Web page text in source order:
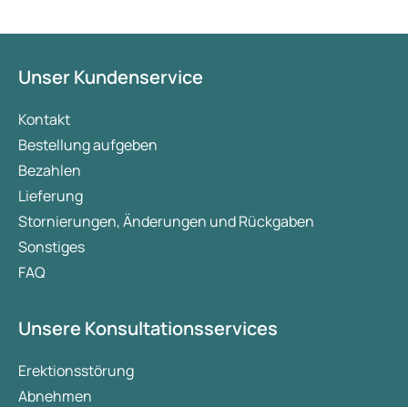
Option darstellen. Es müssen jedoch bestimmte
Arzneimittel infrage kommen. Welches Präparat
für Sie am besten geeignet ist, hängt von Ihrer
individuellen Situation ab. Nachfolgend gehen wir
näher auf das Thema Übergewicht ein und bieten
einen Überblick über verschiedene
Schlankheitsmedikamente.
Unser Kundenservice
Kontakt
Bestellung aufgeben
Bezahlen
Lieferung
Stornierungen, Änderungen und Rückgaben
Sonstiges
FAQ
Unsere Konsultationsservices
Erektionsstörung
Abnehmen